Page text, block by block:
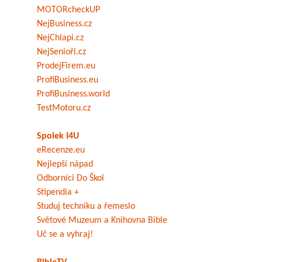
MOTORcheckUP
NejBusiness.cz
NejChlapi.cz
NejSenioři.cz
ProdejFirem.eu
ProfiBusiness.eu
ProfiBusiness.world
TestMotoru.cz
Spolek I4U
eRecenze.eu
Nejlepší nápad
Odborníci Do Škol
Stipendia +
Studuj techniku a řemeslo
Světové Muzeum a Knihovna Bible
Uč se a vyhraj!